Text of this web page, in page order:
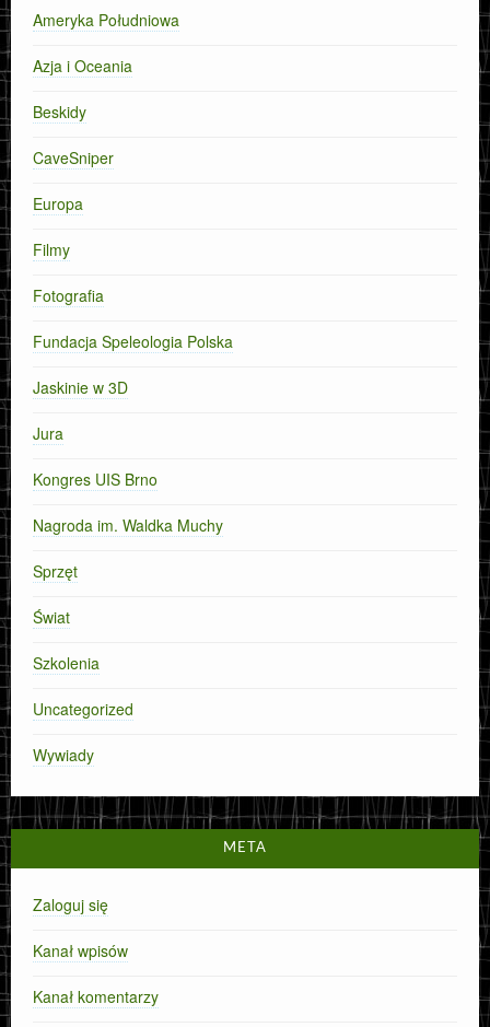
Ameryka Południowa
Azja i Oceania
Beskidy
CaveSniper
Europa
Filmy
Fotografia
Fundacja Speleologia Polska
Jaskinie w 3D
Jura
Kongres UIS Brno
Nagroda im. Waldka Muchy
Sprzęt
Świat
Szkolenia
Uncategorized
Wywiady
META
Zaloguj się
Kanał wpisów
Kanał komentarzy